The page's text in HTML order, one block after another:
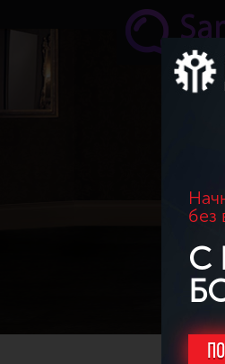
Перейти к основному содержанию
без
С